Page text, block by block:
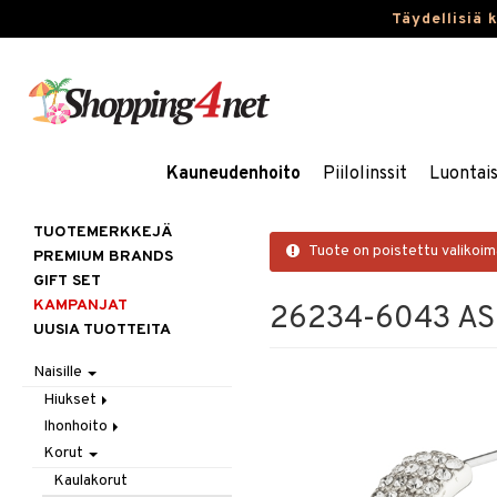
Täydellisiä
Kauneudenhoito Piilolinssit
Tuote on poistettu
26234-6043
TUOTEMERKKEJÄ
PREMIUM BRANDS
GIFT SET
KAMPANJAT
UUSIA TUOTTEITA
Naisille
Hiukset
Gift Set
Harjat / Kammat
Hiuskuurit
Ihonhoito
Aurinkotuotteet
Erikoistuotteet
Korut
Kaulakorut